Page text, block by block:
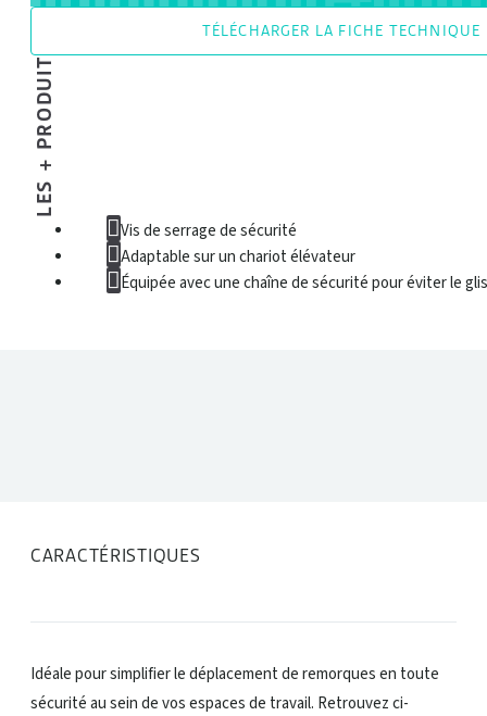
TÉLÉCHARGER LA FICHE TECHNIQUE
LES + PRODUIT
Vis de serrage de sécurité
Adaptable sur un chariot élévateur
Équipée avec une chaîne de sécurité pour éviter le
CARACTÉRISTIQUES
Idéale pour simplifier le déplacement de remorques en toute
sécurité au sein de vos espaces de travail. Retrouvez ci-